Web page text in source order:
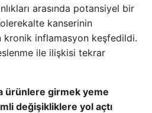
arasında potansiyel bir
kanserinin
kronik inflamasyon keşfedildi.
ile ilişkisi tekrar
ürünlere girmek yeme
değişikliklere yol açtı